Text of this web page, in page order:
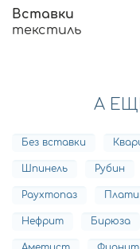
Вставки
текстиль
А
Без вставки
Шпинель Рубин
Раухтопаз
Нефрит Бирюза